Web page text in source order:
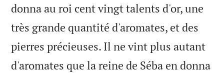
donna au roi cent vingt talents d'or, une
très grande quantité d'aromates, et des
pierres précieuses. Il ne vint plus autant
d'aromates que la reine de Séba en donna